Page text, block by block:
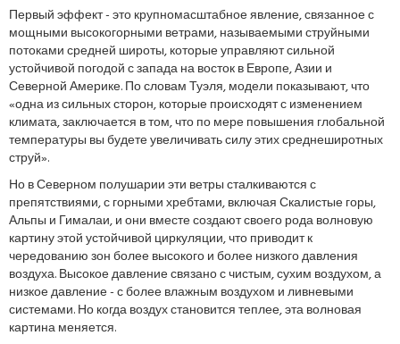
Первый эффект - это крупномасштабное явление, связанное с
мощными высокогорными ветрами, называемыми струйными
потоками средней широты, которые управляют сильной
устойчивой погодой с запада на восток в Европе, Азии и
Северной Америке. По словам Туэля, модели показывают, что
«одна из сильных сторон, которые происходят с изменением
климата, заключается в том, что по мере повышения глобальной
температуры вы будете увеличивать силу этих среднеширотных
струй».
Но в Северном полушарии эти ветры сталкиваются с
препятствиями, с горными хребтами, включая Скалистые горы,
Альпы и Гималаи, и они вместе создают своего рода волновую
картину этой устойчивой циркуляции, что приводит к
чередованию зон более высокого и более низкого давления
воздуха. Высокое давление связано с чистым, сухим воздухом, а
низкое давление - с более влажным воздухом и ливневыми
системами. Но когда воздух становится теплее, эта волновая
картина меняется.